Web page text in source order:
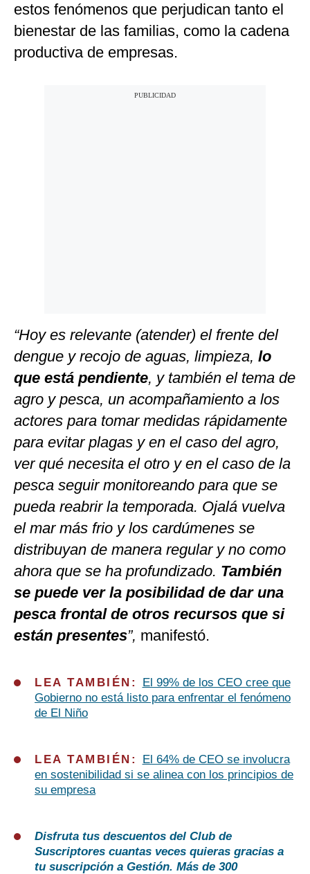
estos fenómenos que perjudican tanto el
bienestar de las familias, como la cadena
productiva de empresas.
“Hoy es relevante (atender) el frente del
dengue y recojo de aguas, limpieza, lo
que está pendiente, y también el tema de
agro y pesca, un acompañamiento a los
actores para tomar medidas rápidamente
para evitar plagas y en el caso del agro,
ver qué necesita el otro y en el caso de la
pesca seguir monitoreando para que se
pueda reabrir la temporada. Ojalá vuelva
el mar más frio y los cardúmenes se
distribuyan de manera regular y no como
ahora que se ha profundizado. También
se puede ver la posibilidad de dar una
pesca frontal de otros recursos que si
están presentes”, manifestó.
LEA TAMBIÉN: El 99% de los CEO cree que
Gobierno no está listo para enfrentar el fenómeno
de El Niño
LEA TAMBIÉN: El 64% de CEO se involucra
en sostenibilidad si se alinea con los principios de
su empresa
Disfruta tus descuentos del Club de
Suscriptores cuantas veces quieras gracias a
tu suscripción a Gestión. Más de 300